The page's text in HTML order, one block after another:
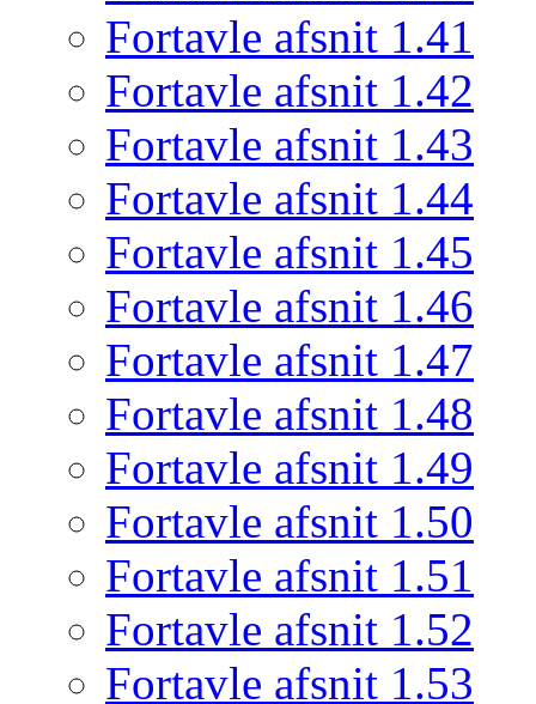
Fortavle afsnit 1.41
Fortavle afsnit 1.42
Fortavle afsnit 1.43
Fortavle afsnit 1.44
Fortavle afsnit 1.45
Fortavle afsnit 1.46
Fortavle afsnit 1.47
Fortavle afsnit 1.48
Fortavle afsnit 1.49
Fortavle afsnit 1.50
Fortavle afsnit 1.51
Fortavle afsnit 1.52
Fortavle afsnit 1.53